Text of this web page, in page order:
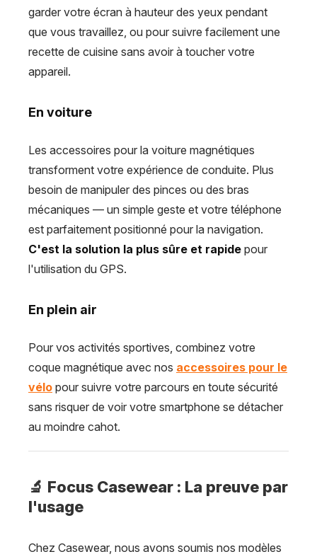
garder votre écran à hauteur des yeux pendant
que vous travaillez, ou pour suivre facilement une
recette de cuisine sans avoir à toucher votre
appareil.
En voiture
Les accessoires pour la voiture magnétiques
transforment votre expérience de conduite. Plus
besoin de manipuler des pinces ou des bras
mécaniques — un simple geste et votre téléphone
est parfaitement positionné pour la navigation.
C'est la solution la plus sûre et rapide pour
l'utilisation du GPS.
En plein air
Pour vos activités sportives, combinez votre
coque magnétique avec nos accessoires pour le
vélo pour suivre votre parcours en toute sécurité
sans risquer de voir votre smartphone se détacher
au moindre cahot.
🔬 Focus Casewear : La preuve par
l'usage
Chez Casewear, nous avons soumis nos modèles